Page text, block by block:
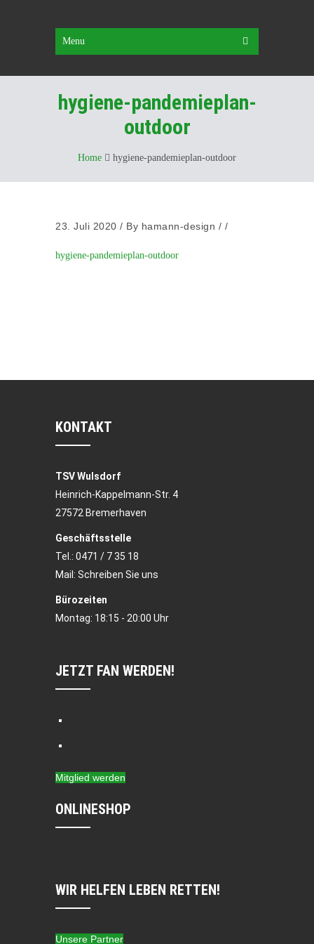
Menu
hygiene-pandemieplan-
outdoor
Home hygiene-pandemieplan-outdoor
23. Juli 2020 / By hamann-design / /
hygiene-pandemieplan-outdoor
KONTAKT
TSV Wulsdorf
Heinrich-Kappelmann-Str. 4
27572 Bremerhaven
Geschäftsstelle
Tel.: 0471 / 7 35 18
Mail: Schreiben Sie uns
Bürozeiten
Montag: 18:15 - 20:00 Uhr
JETZT FAN WERDEN!
Mitglied werden
ONLINESHOP
WIR HELFEN LEBEN RETTEN!
Unsere Partner